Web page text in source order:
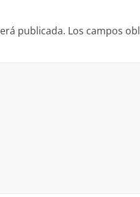
publicada. Los campos